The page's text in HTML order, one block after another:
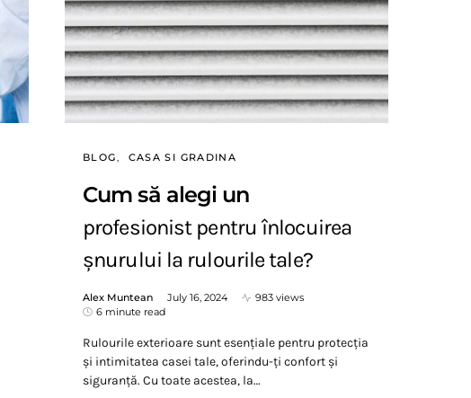
BLOG CASA SI GRADINA
Cum să alegi un
profesionist pentru înlocuirea
șnurului la rulourile tale?
Alex Muntean July 16, 2024
983 views
6 minute read
Rulourile exterioare sunt esențiale pentru protecția
și intimitatea casei tale, oferindu-ți confort și
siguranță. Cu toate acestea, la…